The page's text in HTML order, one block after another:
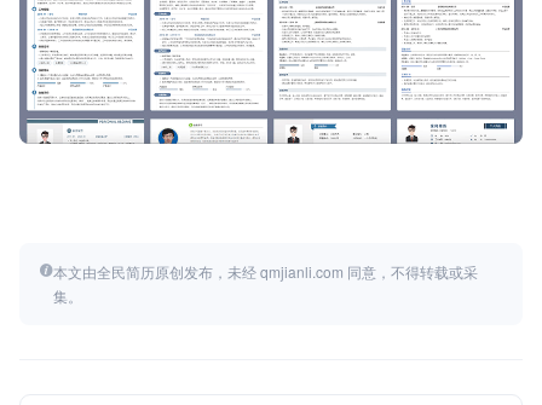
本文由全民简历原创发布，未经 qmjianli.com 同意，不得转载或采
集。